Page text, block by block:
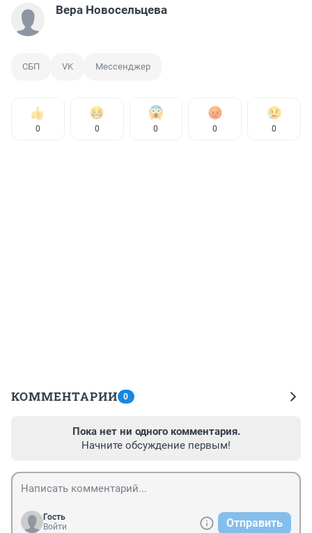
Вера Новосельцева
СБП VK Мессенджер
0 0 0 0 0
КОММЕНТАРИИ 0
Пока нет ни одного комментария.
Начните обсуждение первым!
Гость
Войти
Отправить